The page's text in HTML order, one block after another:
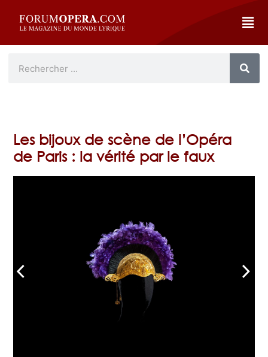
Les bijoux de scène de l’Opéra
de Paris : la vérité par le faux
arrow_back_ios arrow_forward_ios